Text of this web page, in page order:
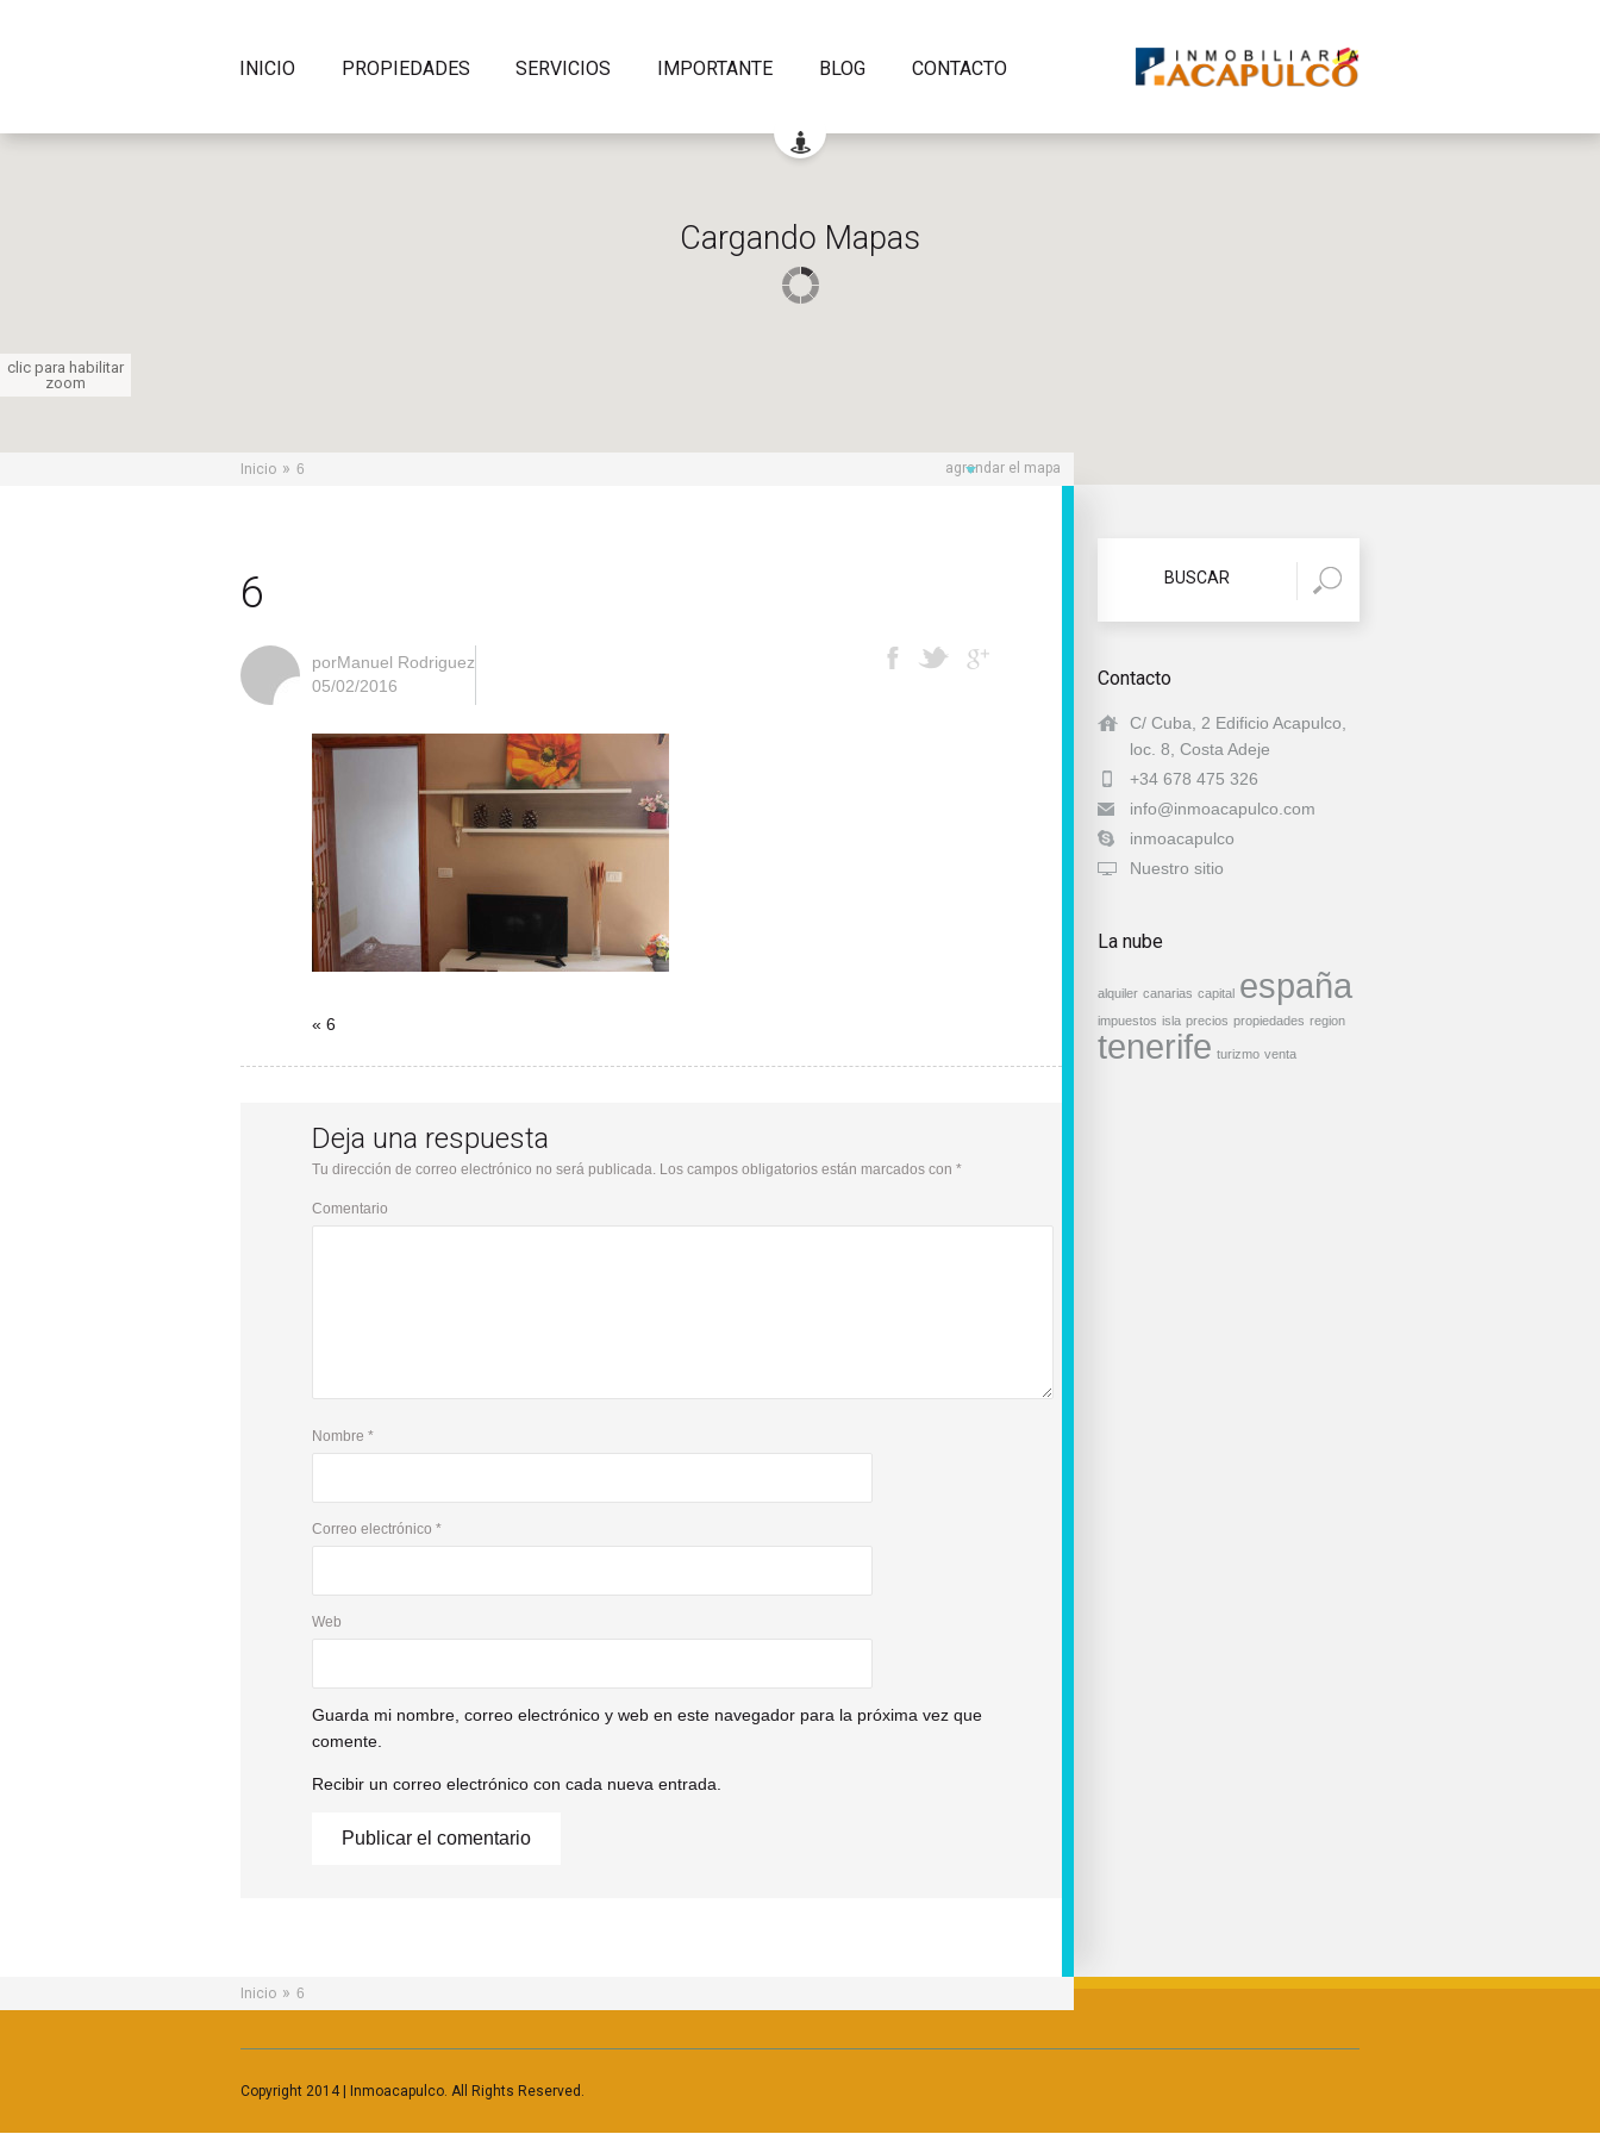
INICIO PROPIEDADES SERVICIOS IMPORTANTE BLOG CONTACTO
clic para habilitar
zoom
Cargando Mapas
Inicio » 6 agrandar el mapa
6
porManuel Rodriguez
05/02/2016
« 6
Deja una respuesta
Tu dirección de correo electrónico no será publicada. Los campos obligatorios están marcados con *
Comentario
Nombre *
Correo electrónico *
Web
Guarda mi nombre, correo electrónico y web en este navegador para la próxima vez que
comente.
Recibir un correo electrónico con cada nueva entrada.
Contacto
C/ Cuba, 2 Edificio Acapulco,
loc. 8, Costa Adeje
+34 678 475 326
info@inmoacapulco.com
inmoacapulco
Nuestro sitio
La nube
alquiler canarias capital españa
impuestos isla precios propiedades region
tenerife turizmo venta
Inicio » 6
Copyright 2014 | Inmoacapulco. All Rights Reserved.